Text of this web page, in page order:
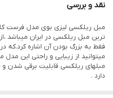
نقد و بررسی
مبل ریلکسی لیزی بوی مدل فرست
ترین مبل ریلکسی در ایران میباشد
فقط به بزرگ بودن آن اشاره
میتوانید از زیبایی و راحتی این مدل
مبلهای ریلکسی قابلیت برقی شدن و
دارد .